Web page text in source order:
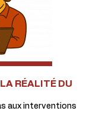
RÉALITÉ DU
aux interventions